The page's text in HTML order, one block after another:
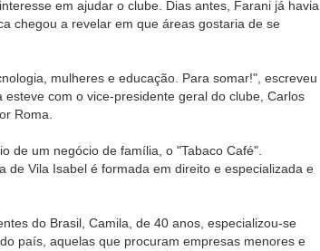
em ajudar o clube. Dias antes, Farani já havia
chegou a revelar em que áreas gostaria de se
mulheres e educação. Para somar!", escreveu
com o vice-presidente geral do clube, Carlos
Roma.
de um negócio de família, o "Tabaco Café".
de Vila Isabel é formada em direito e especializada e
do Brasil, Camila, de 40 anos, especializou-se
país, aquelas que procuram empresas menores e